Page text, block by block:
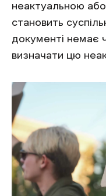
неактуальною
становить
документі немає
визначати цю